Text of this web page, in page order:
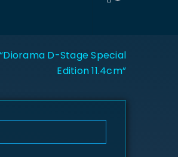
D-Stage Special
Edition 11.4cm”